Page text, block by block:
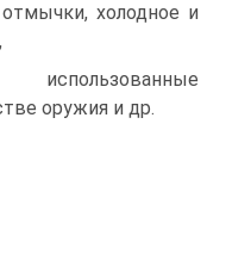
холодное и
оружия и др.